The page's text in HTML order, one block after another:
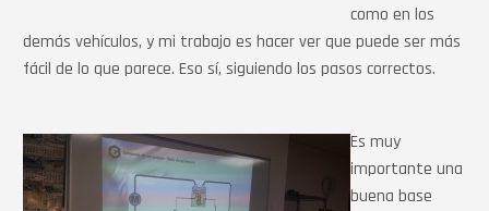
como en los
demás vehículos, y mi trabajo es hacer ver que puede ser más
fácil de lo que parece. Eso sí, siguiendo los pasos correctos.
Es muy
importante una
buena base